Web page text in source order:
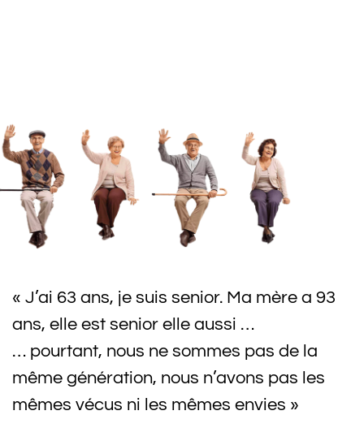
« J’ai 63 ans, je suis senior. Ma mère a 93
ans, elle est senior elle aussi …
… pourtant, nous ne sommes pas de la
même génération, nous n’avons pas les
mêmes vécus ni les mêmes envies »